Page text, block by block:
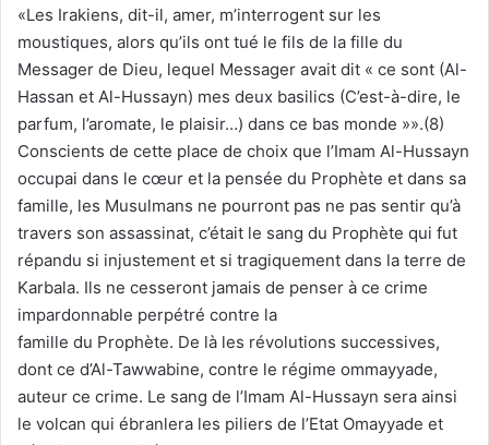
«Les Irakiens, dit-il, amer, m’interrogent sur les
moustiques, alors qu’ils ont tué le fils de la fille du
Messager de Dieu, lequel Messager avait dit « ce sont (Al-
Hassan et Al-Hussayn) mes deux basilics (C’est-à-dire, le
parfum, l’aromate, le plaisir…) dans ce bas monde »».(8)
Conscients de cette place de choix que l’Imam Al-Hussayn
occupai dans le cœur et la pensée du Prophète et dans sa
famille, les Musulmans ne pourront pas ne pas sentir qu’à
travers son assassinat, c’était le sang du Prophète qui fut
répandu si injustement et si tragiquement dans la terre de
Karbala. Ils ne cesseront jamais de penser à ce crime
impardonnable perpétré contre la
famille du Prophète. De là les révolutions successives,
dont ce d’Al-Tawwabine, contre le régime ommayyade,
auteur ce crime. Le sang de l’Imam Al-Hussayn sera ainsi
le volcan qui ébranlera les piliers de l’Etat Omayyade et